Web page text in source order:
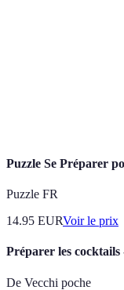
Puzzle Se Préparer
Puzzle FR
14.95 EURVoir le prix
Préparer les cocktails
De Vecchi poche